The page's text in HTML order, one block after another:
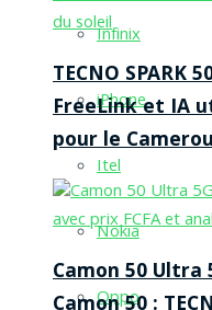
Infinix
iPhone
Itel
Nokia
Oppo
TECNO SPARK
FreeLink et IA
pour le
Camon 50 Ultra